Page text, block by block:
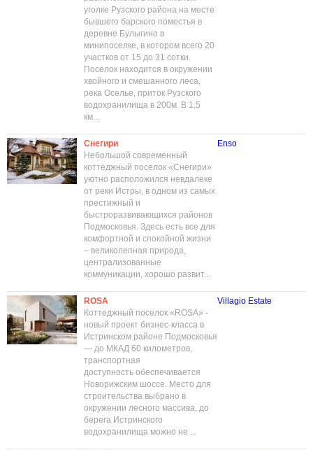
уголке Рузского района на месте
бывшего барского поместья в
деревне Булыгино в
минипоселке, в котором всего 20
участков от 15 до 31 сотки.
Поселок находится в окружении
хвойного и смешанного леса,
река Оселье, приток Рузского
водохранилища в 200м. В 1,5
км...
Снегири
Небольшой современный
коттеджный поселок «Снегири»
уютно расположился невдалеке
от реки Истры, в одном из самых
престижный и
быстроразвивающихся районов
Подмосковья. Здесь есть все для
комфортной и спокойной жизни
– великолепная природа,
централизованные
коммуникации, хорошо развит...
Enso
ROSA
Коттеджный поселок «ROSA» -
новый проект бизнес-класса в
Истринском районе Подмосковья
— до МКАД 60 километров,
транспортная
доступность обеспечивается
Новорижским шоссе. Место для
строительства выбрано в
окружении лесного массива, до
берега Истринского
водохранилища можно не ...
Villagio Estate